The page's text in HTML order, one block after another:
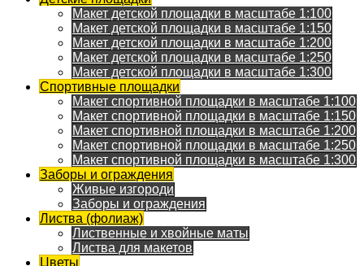
Макет детской площадки в масштабе 1:100
Макет детской площадки в масштабе 1:150
Макет детской площадки в масштабе 1:200
Макет детской площадки в масштабе 1:250
Макет детской площадки в масштабе 1:300
Спортивные площадки
Макет спортивной площадки в масштабе 1:100
Макет спортивной площадки в масштабе 1:150
Макет спортивной площадки в масштабе 1:200
Макет спортивной площадки в масштабе 1:250
Макет спортивной площадки в масштабе 1:300
Заборы и ограждения
Живые изгороди
Заборы и ограждения
Листва (фолиаж)
Лиственные и хвойные маты
Листва для макетов
Цветы